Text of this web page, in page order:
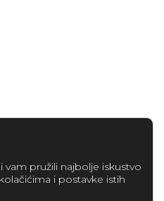
pružili najbolje iskustvo
i postavke istih